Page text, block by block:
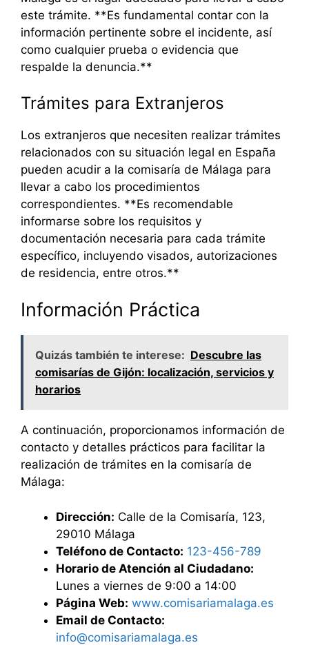
este trámite. **Es fundamental contar con la
información pertinente sobre el incidente, así
como cualquier prueba o evidencia que
respalde la denuncia.**
Trámites para Extranjeros
Los extranjeros que necesiten realizar trámites
relacionados con su situación legal en España
pueden acudir a la comisaría de Málaga para
llevar a cabo los procedimientos
correspondientes. **Es recomendable
informarse sobre los requisitos y
documentación necesaria para cada trámite
específico, incluyendo visados, autorizaciones
de residencia, entre otros.**
Información Práctica
Quizás también te interese: Descubre las
comisarías de Gijón: localización, servicios y
horarios
A continuación, proporcionamos información de
contacto y detalles prácticos para facilitar la
realización de trámites en la comisaría de
Málaga:
Dirección: Calle de la Comisaría, 123,
29010 Málaga
Teléfono de Contacto: 123-456-789
Horario de Atención al Ciudadano:
Lunes a viernes de 9:00 a 14:00
Página Web: www.comisariamalaga.es
Email de Contacto:
info@comisariamalaga.es